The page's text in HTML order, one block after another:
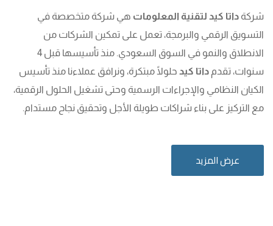
شركة داتا كيد لتقنية المعلومات هي شركة متخصصة في
التسويق الرقمي والبرمجة، تعمل على تمكين الشركات من
الانطلاق والنمو في السوق السعودي. منذ تأسيسها قبل 4
سنوات، تقدم داتا كيد حلولًا مبتكرة، ونرافق عملاءنا منذ تأسيس
الكيان النظامي والإجراءات الرسمية وحتى تشغيل الحلول الرقمية،
مع التركيز على بناء شراكات طويلة الأجل وتحقيق نجاح مستدام.
عرض المزيد